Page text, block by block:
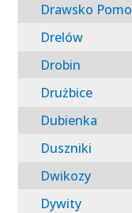
Drawsko
Drelów
Drobin
Drużbice
Dubienka
Duszniki
Dwikozy
Dywity